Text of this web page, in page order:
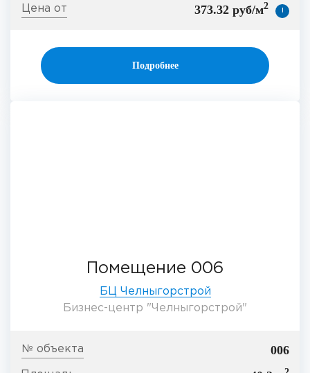
373.32 руб/м2 !
Подробнее
Помещение 006
БЦ Челныгорстрой
Бизнес-центр "Челныгорстрой"
006